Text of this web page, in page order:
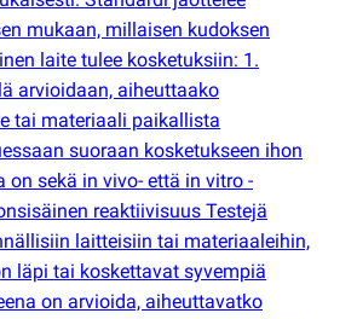
mukaan, millaisen kudoksen
laite tulee kosketuksiin: 1.
arvioidaan, aiheuttaako
tai materiaali paikallista
suoraan kosketukseen ihon
on sekä in vivo- että in vitro -
reaktiivisuus Testejä
laitteisiin tai materiaaleihin,
läpi tai koskettavat syvempiä
on arvioida, aiheuttavatko